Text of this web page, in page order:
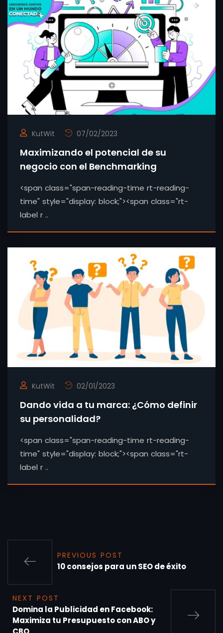
KutWit 07/02/2023
Maximizando el potencial de su
negocio con el Benchmarking
<span class="span-reading-time rt-reading-
time" style="display: block;"><span class="rt-
label r ..
KutWit 02/01/2023
Dando vida a tu marca: ¿Cómo definir
su personalidad?
<span class="span-reading-time rt-reading-
time" style="display: block;"><span class="rt-
label r ..
PREVIOUS POST
10 consejos para un SEO de éxito
NEXT POST
Domina la Publicidad en Facebook:
Maximiza tu Presupuesto con ABO y